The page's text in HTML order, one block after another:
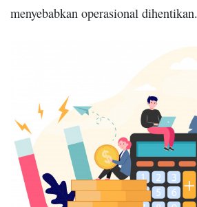
menyebabkan operasional dihentikan.